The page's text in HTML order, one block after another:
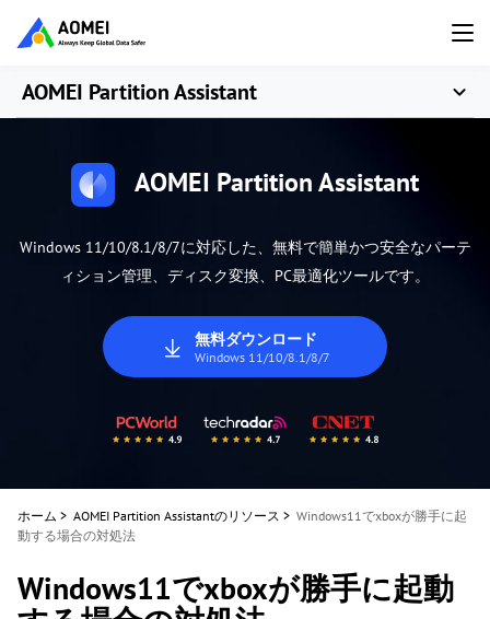
AOMEI Partition Assistant
AOMEI Partition Assistant
Windows 11/10/8.1/8/7に対応した、無料で簡単かつ安全なパーテ
ィション管理、ディスク変換、PC最適化ツールです。
無料ダウンロード
Windows 11/10/8.1/8/7
ホーム > AOMEI Partition Assistantのリソース > Windows11でxboxが勝手に起
動する場合の対処法
Windows11でxboxが勝手に起動